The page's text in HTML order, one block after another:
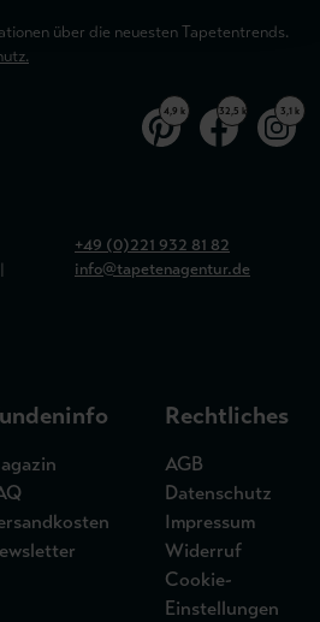
über die neuesten Tapetentrends.
4,9 k 32,5 k 3,1 k
+49 (0)221 932 81 82
info@tapetenagentur.de
Rechtliches
AGB
Datenschutz
Impressum
Widerruf
Cookie-
Einstellungen